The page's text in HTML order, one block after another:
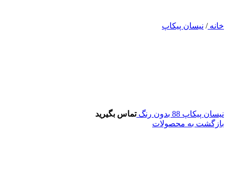
خانه/ نیسان پیکاپ
نیسان پیکاپ 88 بدون رنگ
تماس بگیرید
بازگشت به محصولات